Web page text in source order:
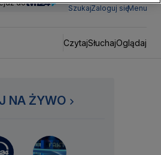
do
SzukajZaloguj sięMenu
CzytajSłuchajOglądaj
NA ŻYWO